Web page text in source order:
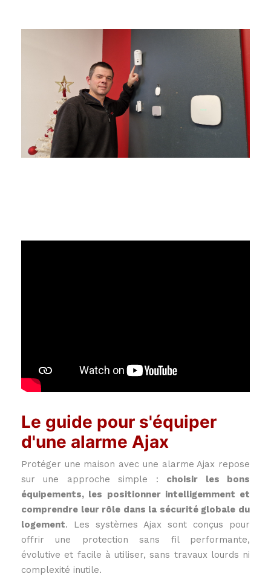
Le guide pour s'équiper
d'une alarme Ajax
Protéger une maison avec une alarme Ajax repose
sur une approche simple : choisir les bons
équipements, les positionner intelligemment et
comprendre leur rôle dans la sécurité globale du
logement. Les systèmes Ajax sont conçus pour
offrir une protection sans fil performante,
évolutive et facile à utiliser, sans travaux lourds ni
complexité inutile.